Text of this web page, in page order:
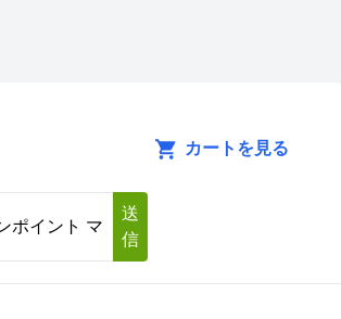
カートを見る
送
信